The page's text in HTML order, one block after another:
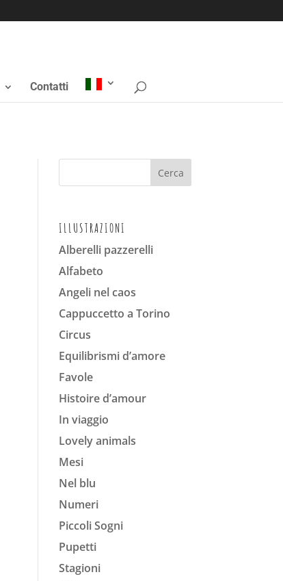
Contatti
ILLUSTRAZIONI
Alberelli pazzerelli
Alfabeto
Angeli nel caos
Cappuccetto a Torino
Circus
Equilibrismi d’amore
Favole
Histoire d’amour
In viaggio
Lovely animals
Mesi
Nel blu
Numeri
Piccoli Sogni
Pupetti
Stagioni